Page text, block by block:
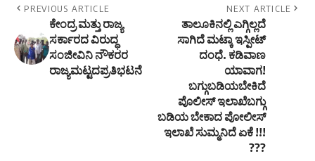
PREVIOUS ARTICLE
ಕೇಂದ್ರ ಮತ್ತು ರಾಜ್ಯ
ಸರ್ಕಾರದ ವಿರುದ್ಧ
ಸಂಜೀವಿನಿ ನೌಕರರ
ರಾಜ್ಯಮಟ್ಟದಪ್ರತಿಭಟನೆ
NEXT ARTICLE
ತಾಲೂಕಿನಲ್ಲಿ ಎಗ್ಗಿಲ್ಲದೆ
ಸಾಗಿದೆ ಮಟ್ಕಾ ಇಸ್ಪೀಟ್
ದಂಧೆ. ಕಡಿವಾಣ
ಯಾವಾಗ!
ಬಗ್ಗುಬಡಿಯಬೇಕಿದೆ
ಪೊಲೀಸ್ ಇಲಾಖೆಬಗ್ಗು
ಬಡಿಯ ಬೇಕಾದ ಪೋಲೀಸ್‌
ಇಲಾಖೆ ಸುಮ್ಮನಿದೆ ಏಕೆ !!!
???